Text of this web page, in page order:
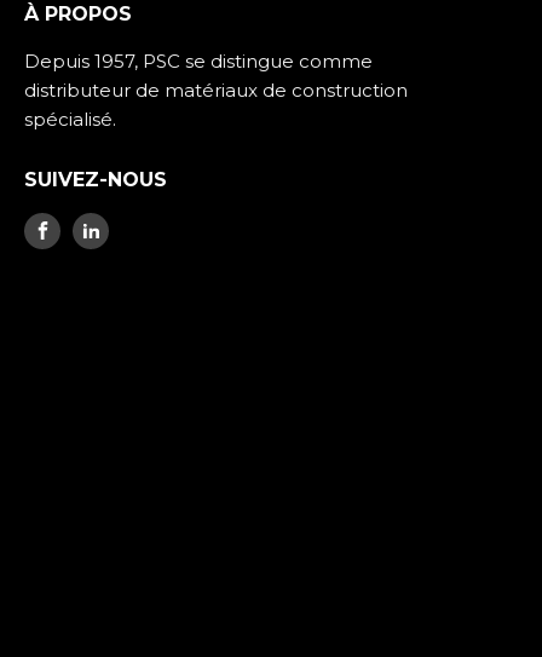
À PROPOS
Depuis 1957, PSC se distingue comme
distributeur de matériaux de construction
spécialisé.
SUIVEZ-NOUS